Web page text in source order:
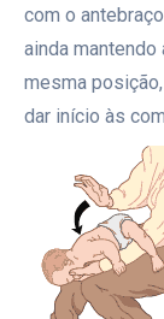
com o
ainda mantendo
mesma
dar início às